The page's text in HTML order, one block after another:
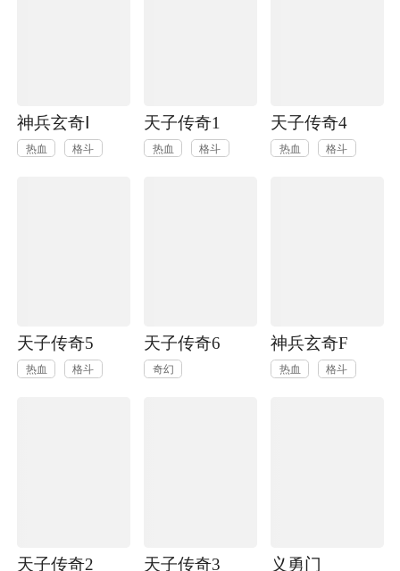
神兵玄奇Ⅰ
热血 格斗
天子传奇1
热血 格斗
天子传奇4
热血 格斗
天子传奇5
热血 格斗
天子传奇6
奇幻
神兵玄奇F
热血 格斗
天子传奇2 天子传奇3 义勇门